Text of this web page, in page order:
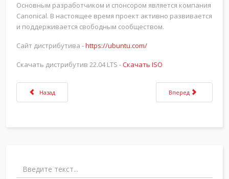
Основным разработчиком и спонсором является компания
Canonical. В настоящее время проект активно развивается
и поддерживается свободным сообществом.
Сайт дистрибутива -https://ubuntu.com/
Скачать дистрибутив 22.04 LTS -Скачать ISO
Предыдущий: HestiaCP
Назад Следующий:
Вперед
Поиск